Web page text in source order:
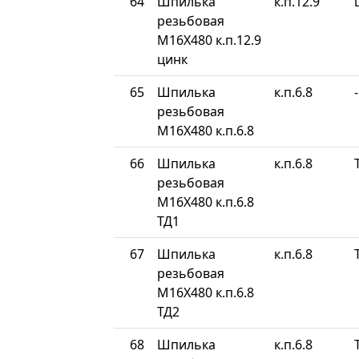
резьбовая
М16Х480 к.п.12.9
цинк
65
Шпилька
резьбовая
М16Х480 к.п.6.8
к.п.6.8 -
66
Шпилька
резьбовая
М16Х480 к.п.6.8
ТД1
к.п.6.8
67
Шпилька
резьбовая
М16Х480 к.п.6.8
ТД2
к.п.6.8
68
Шпилька
к.п.6.8